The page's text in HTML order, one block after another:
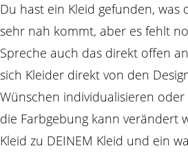
Du hast ein Kleid gefunden, was
sehr nah kommt, aber es fehlt
Spreche auch das direkt offen
sich Kleider direkt von den
Wünschen individualisieren oder
die Farbgebung kann verändert
Kleid zu DEINEM Kleid und ein